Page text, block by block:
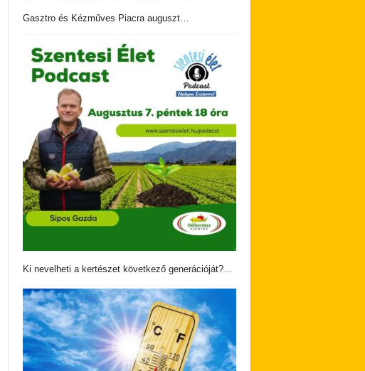
Gasztro és Kézműves Piacra auguszt…
Ki nevelheti a kertészet következő generációját?…